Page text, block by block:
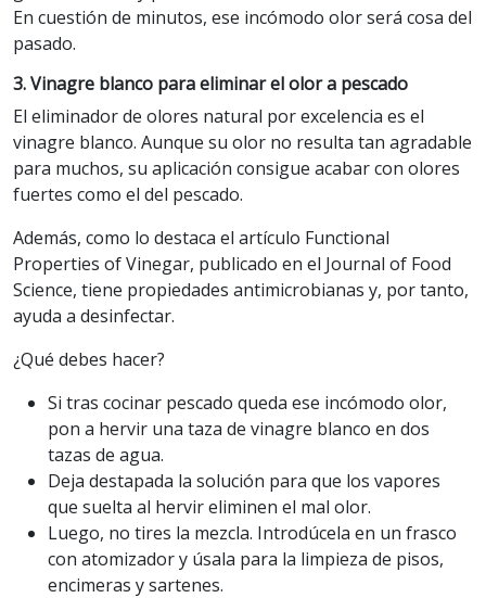
En cuestión de minutos, ese incómodo olor será cosa del
pasado.
3. Vinagre blanco para eliminar el olor a pescado
El eliminador de olores natural por excelencia es el
vinagre blanco. Aunque su olor no resulta tan agradable
para muchos, su aplicación consigue acabar con olores
fuertes como el del pescado.
Además, como lo destaca el artículo Functional
Properties of Vinegar, publicado en el Journal of Food
Science, tiene propiedades antimicrobianas y, por tanto,
ayuda a desinfectar.
¿Qué debes hacer?
Si tras cocinar pescado queda ese incómodo olor,
pon a hervir una taza de vinagre blanco en dos
tazas de agua.
Deja destapada la solución para que los vapores
que suelta al hervir eliminen el mal olor.
Luego, no tires la mezcla. Introdúcela en un frasco
con atomizador y úsala para la limpieza de pisos,
encimeras y sartenes.